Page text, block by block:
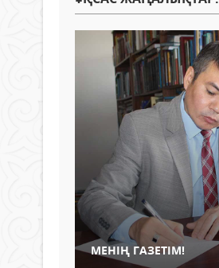
МЕНІҢ ГАЗЕТІМ!